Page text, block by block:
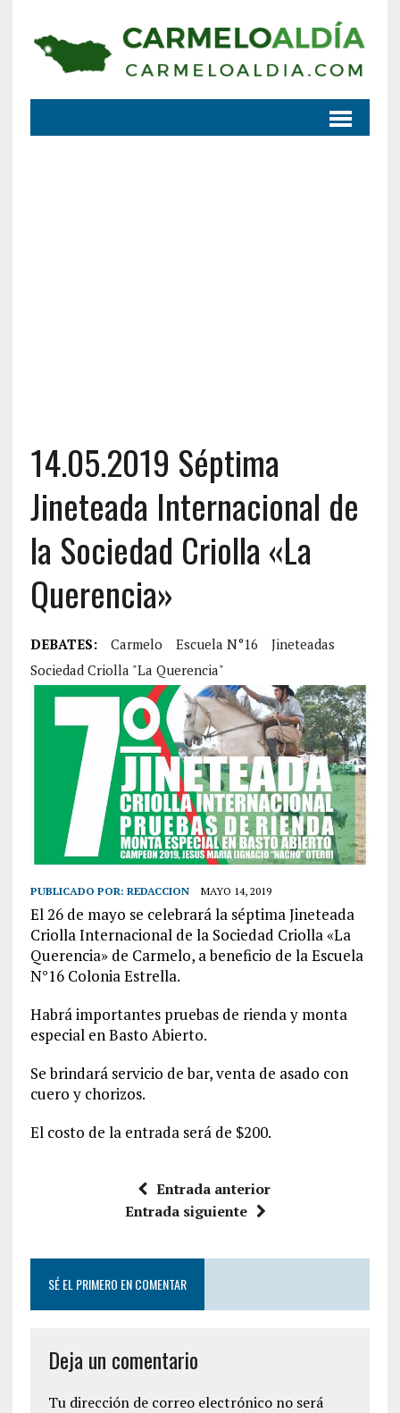
14.05.2019 Séptima
Jineteada Internacional de
la Sociedad Criolla «La
Querencia»
DEBATES: Carmelo Escuela N°16
Jineteadas
Sociedad Criolla "La Querencia"
PUBLICADO POR: REDACCION MAYO 14, 2019
El 26 de mayo se celebrará la séptima Jineteada
Criolla Internacional de la Sociedad Criolla «La
Querencia» de Carmelo, a beneficio de la Escuela
N°16 Colonia Estrella.
Habrá importantes pruebas de rienda y monta
especial en Basto Abierto.
Se brindará servicio de bar, venta de asado con
cuero y chorizos.
El costo de la entrada será de $200.
Entrada anterior
Entrada siguiente
SÉ EL PRIMERO EN COMENTAR
Deja un comentario
Tu dirección de correo electrónico no será